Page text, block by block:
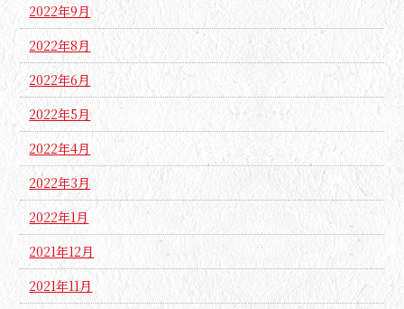
2022年9月
2022年8月
2022年6月
2022年5月
2022年4月
2022年3月
2022年1月
2021年12月
2021年11月